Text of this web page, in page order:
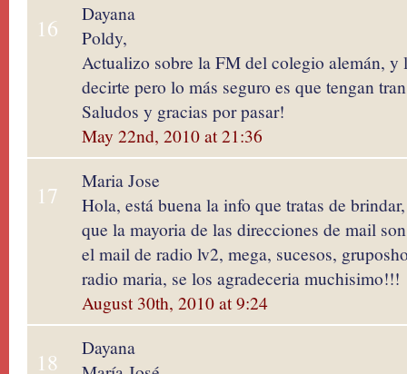
16
Dayana
Poldy,
Actualizo sobre la FM del colegio alemán, y
decirte pero lo más seguro es que tengan
Saludos y gracias por pasar!
May 22nd, 2010 at 21:36
17
Maria Jose
Hola, está buena la info que tratas de
que la mayoria de las direcciones de mail
el mail de radio lv2, mega, sucesos,
radio maria, se los agradeceria muchisimo!!!
August 30th, 2010 at 9:24
18
Dayana